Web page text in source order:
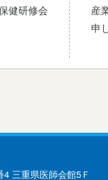
健研修会
産
申
三重県医師会館5Ｆ